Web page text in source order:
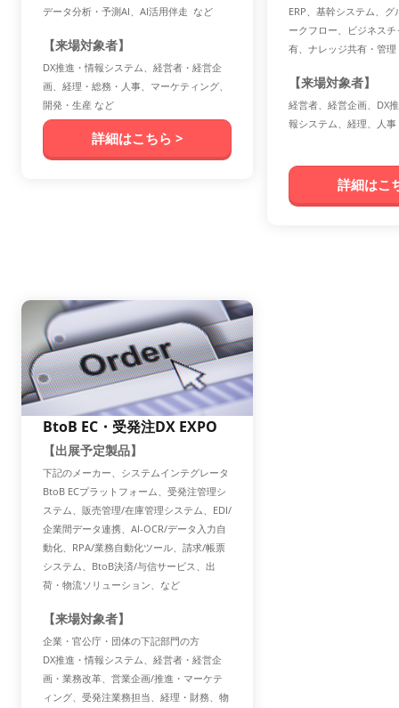
データ分析・予測AI、AI活用伴走 など
【来場対象者】
DX推進・情報システム、経営者・経営企
画、経理・総務・人事、マーケティング、
開発・生産 など
詳細はこちら >
ERP、基幹システム、
ークフロー、ビジネス
有、ナレッジ共有・管
【来場対象者】
経営者、経営企画、DX
報システム、経理、人
詳細はこ
BtoB EC・受発注DX EXPO
【出展予定製品】
下記のメーカー、システムインテグレータ
BtoB ECプラットフォーム、受発注管理シ
ステム、販売管理/在庫管理システム、EDI/
企業間データ連携、AI-OCR/データ入力自
動化、RPA/業務自動化ツール、請求/帳票
システム、BtoB決済/与信サービス、出
荷・物流ソリューション、など
【来場対象者】
企業・官公庁・団体の下記部門の方
DX推進・情報システム、経営者・経営企
画・業務改革、営業企画/推進・マーケテ
ィング、受発注業務担当、経理・財務、物